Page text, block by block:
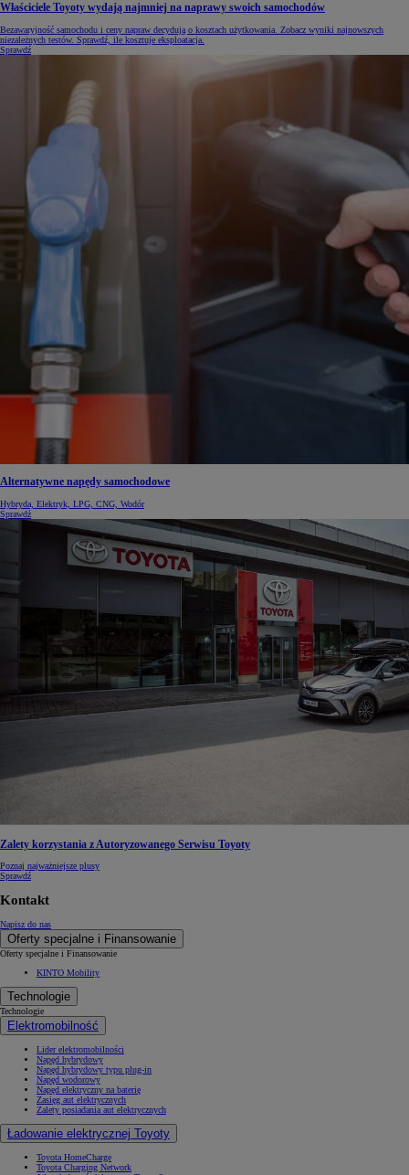
Właściciele Toyoty wydają najmniej na naprawy swoich samochodów
Bezawaryjność samochodu i ceny napraw decydują o kosztach użytkowania. Zobacz wyniki najnowszych
niezależnych testów. Sprawdź, ile kosztuje eksploatacja.
Sprawdź
Alternatywne napędy samochodowe
Hybryda, Elektryk, LPG, CNG, Wodór
Sprawdź
Zalety korzystania z Autoryzowanego Serwisu Toyoty
Poznaj najważniejsze plusy
Sprawdź
Kontakt
Napisz do nas
Oferty specjalne i Finansowanie
Oferty specjalne i Finansowanie
KINTO Mobility
Technologie
Technologie
Elektromobilność
Lider elektromobilności
Napęd hybrydowy
Napęd hybrydowy typu plug-in
Napęd wodorowy
Napęd elektryczny na baterię
Zasięg aut elektrycznych
Zalety posiadania aut elektrycznych
Ładowanie elektrycznej Toyoty
Toyota HomeCharge
Toyota Charging Network